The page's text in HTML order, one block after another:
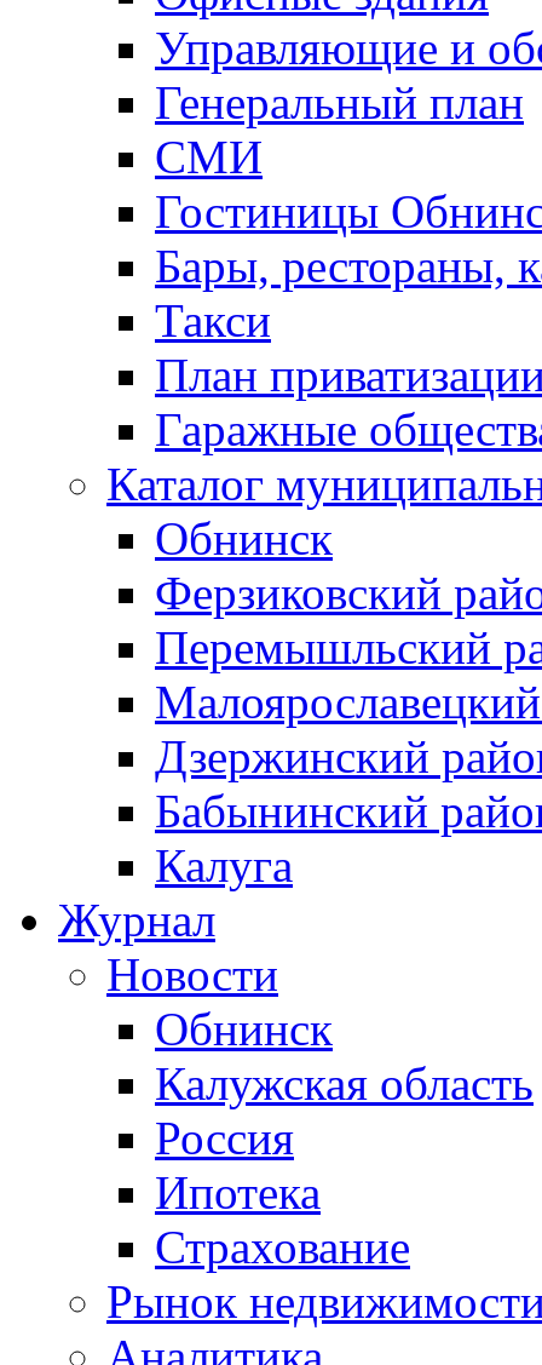
Управляющие и
Генеральный план
СМИ
Гостиницы
Бары, рестораны,
Такси
План
Гаражные
Каталог
Обнинск
Ферзиковский
Перемышльский
Дзержинский
Бабынинский
Калуга
Журнал
Новости
Обнинск
Калужская область
Россия
Ипотека
Страхование
Рынок